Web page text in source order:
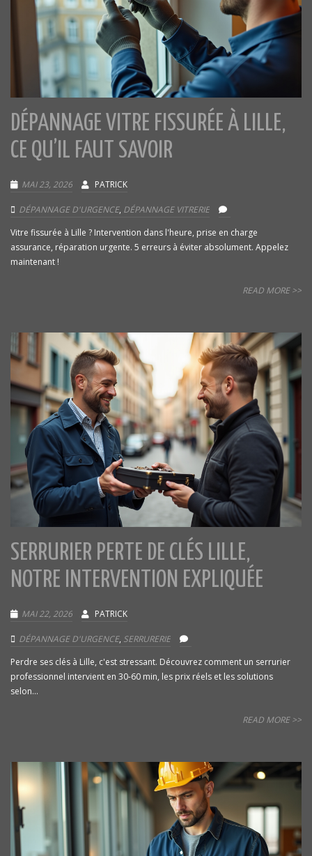
DÉPANNAGE VITRE FISSURÉE À LILLE,
CE QU’IL FAUT SAVOIR
MAI 23, 2026 PATRICK
DÉPANNAGE D'URGENCE, DÉPANNAGE VITRERIE
Vitre fissurée à Lille ? Intervention dans l'heure, prise en charge
assurance, réparation urgente. 5 erreurs à éviter absolument. Appelez
maintenant !
READ MORE >>
SERRURIER PERTE DE CLÉS LILLE,
NOTRE INTERVENTION EXPLIQUÉE
MAI 22, 2026 PATRICK
DÉPANNAGE D'URGENCE, SERRURERIE
Perdre ses clés à Lille, c'est stressant. Découvrez comment un serrurier
professionnel intervient en 30-60 min, les prix réels et les solutions
selon...
READ MORE >>